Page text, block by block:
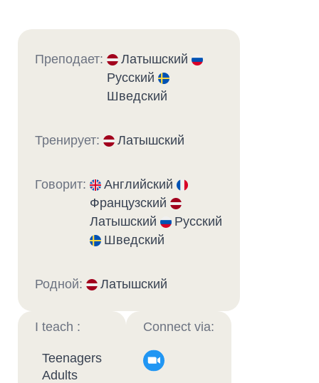
Преподает:
Латышский
Русский
Шведский
Тренирует: Латышский
Говорит:
Английский
Французский
Латышский
Русский
Шведский
Родной: Латышский
I teach :
Teenagers
Adults
Connect via: